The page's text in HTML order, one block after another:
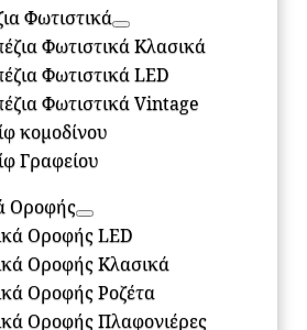
Φωτιστικά
Φωτιστικά Κλασικά
Φωτιστικά LED
Φωτιστικά Vintage
κομοδίνου
Γραφείου
Οροφής
Οροφής LED
Οροφής Κλασικά
Οροφής Ροζέτα
Οροφής Πλαφονιέρες